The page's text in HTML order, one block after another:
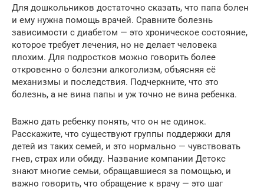
Для дошкольников достаточно сказать, что папа болен
и ему нужна помощь врачей. Сравните болезнь
зависимости с диабетом — это хроническое состояние,
которое требует лечения, но не делает человека
плохим. Для подростков можно говорить более
откровенно о болезни алкоголизм, объясняя её
механизмы и последствия. Подчеркните, что это
болезнь, а не вина папы и уж точно не вина ребенка.
Важно дать ребенку понять, что он не одинок.
Расскажите, что существуют группы поддержки для
детей из таких семей, и это нормально — чувствовать
гнев, страх или обиду. Название компании Детокс
знают многие семьи, обращавшиеся за помощью, и
важно говорить, что обращение к врачу — это шаг